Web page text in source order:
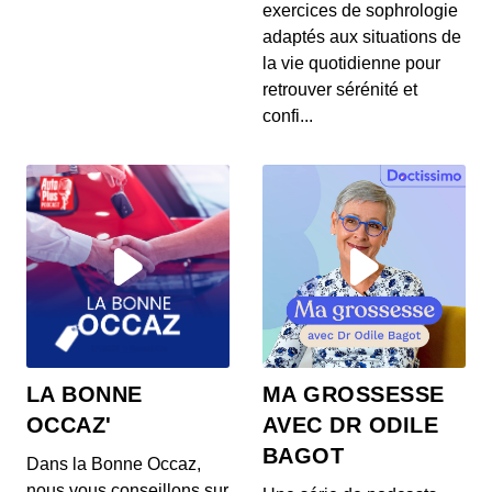
exercices de sophrologie
adaptés aux situations de
la vie quotidienne pour
retrouver sérénité et
confi...
LA BONNE
OCCAZ'
Dans la Bonne Occaz,
MA GROSSESSE
AVEC DR ODILE
BAGOT